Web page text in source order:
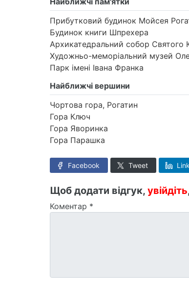
Прибутковий будинок Мойсея
Будинок книги Шпрехера
Архикатедральний собор Святого
Художньо-меморіальний музей
Парк імені Івана Франка
Найближчі вершини
Чортова гора, Рогатин
Гора Ключ
Гора Яворинка
Гора Парашка
Facebook Tweet
Щоб додати відгук, увійдіть
Коментар *